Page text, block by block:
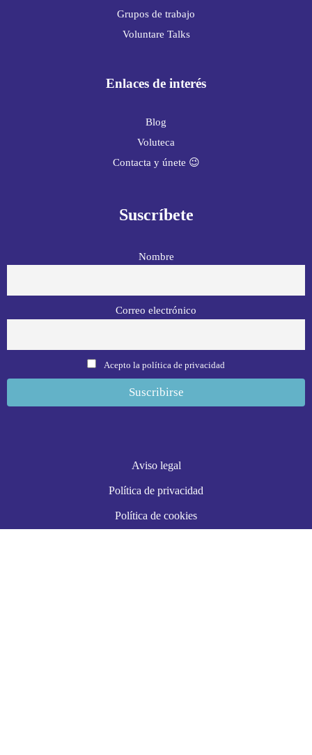
Grupos de trabajo
Voluntare Talks
Enlaces de interés
Blog
Voluteca
Contacta y únete 😉
Suscríbete
Nombre
Correo electrónico
Acepto la política de privacidad
Aviso legal
Política de privacidad
Política de cookies